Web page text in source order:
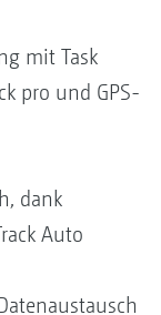
mit Task
pro und GPS-
dank
Auto